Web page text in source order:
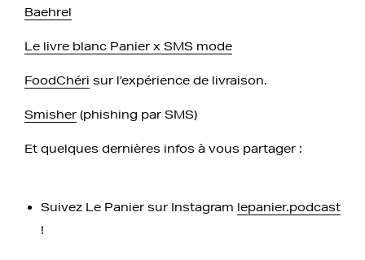
Baehrel
Le livre blanc Panier x SMS mode
FoodChéri sur l’expérience de livraison.
Smisher (phishing par SMS)
Et quelques dernières infos à vous partager :
Suivez Le Panier sur Instagram lepanier.podcast
!